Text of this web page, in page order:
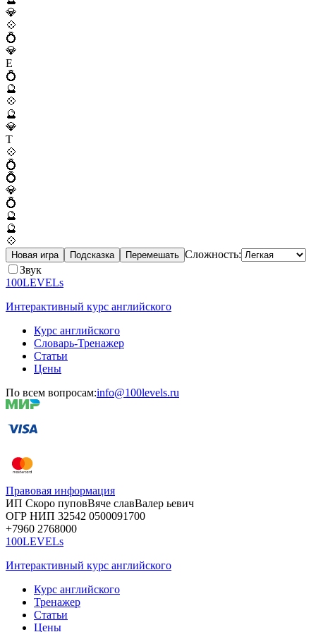
💎
💠
💍
💎
E
💍
🔮
💠
🔮
💎
T
💠
💍
💍
💎
💍
🔮
🔮
💠
Новая игра Подсказка Перемешать Сложность:
Звук
100LEVELs
Интерактивный курс английского
Курс английского
Словарь-Тренажер
Статьи
Цены
По всем вопросам:info@100levels.ru
Правовая информация
ИП Скоро пуповВяче славВалер ьевич
ОГР НИП 32542 0500091700
+7960 2768000
100LEVELs
Интерактивный курс английского
Курс английского
Тренажер
Статьи
Цены